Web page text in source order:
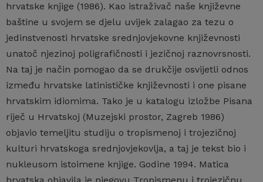
hrvatske knjige (1986). Kao istraživač naše književne
baštine u svojem se djelu uvijek zalagao za tezu o
jedinstvenosti hrvatske srednjovjekovne književnosti
unatoč njezinoj poligrafičnosti i jezičnoj raznovrsnosti.
Na taj je način pomogao da se drukčije osvijetli odnos
između hrvatske latinističke književnosti i one pisane
hrvatskim idiomima. Tako je u katalogu izložbe Pisana
riječ u Hrvatskoj (Muzejski prostor, Zagreb 1986)
objavio temeljitu studiju o tropismenoj i trojezičnoj
kulturi hrvatskoga srednjovjekovlja, a taj je tekst bio i
nukleusom istoimene knjige. Godine 1994. Matica